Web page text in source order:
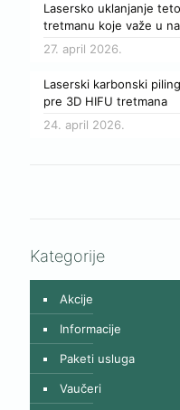
Lasersko uklanjanje
tretmanu koje važe u
27. april 2026.
Laserski karbonski
pre 3D HIFU tretmana
24. april 2026.
Kategorije
Akcije
Informacije
Paketi usluga
Vaučeri